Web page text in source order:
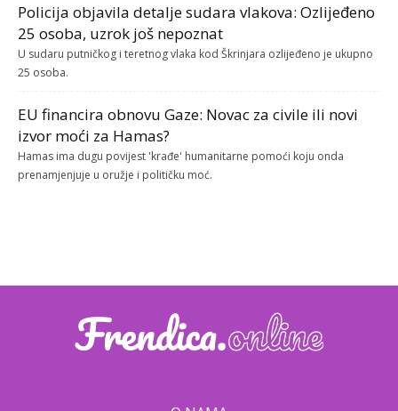
Policija objavila detalje sudara vlakova: Ozlijeđeno
25 osoba, uzrok još nepoznat
U sudaru putničkog i teretnog vlaka kod Škrinjara ozlijeđeno je ukupno
25 osoba.
EU financira obnovu Gaze: Novac za civile ili novi
izvor moći za Hamas?
Hamas ima dugu povijest 'krađe' humanitarne pomoći koju onda
prenamjenjuje u oružje i političku moć.